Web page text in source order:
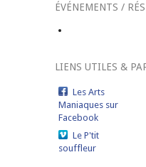
ÉVÉNEMENTS /
LIENS UTILES &
Les Arts
Maniaques sur
Facebook
Le P'tit
souffleur